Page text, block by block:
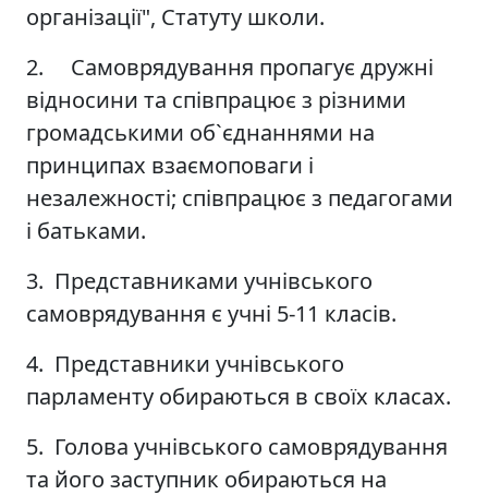
організації", Статуту школи.
2. Самоврядування пропагує дружні
відносини та співпрацює з різними
громадськими об`єднаннями на
принципах взаємоповаги і
незалежності; співпрацює з педагогами
і батьками.
3. Представниками учнівського
самоврядування є учні 5-11 класів.
4. Представники учнівського
парламенту обираються в своїх класах.
5. Голова учнівського самоврядування
та його заступник обираються на